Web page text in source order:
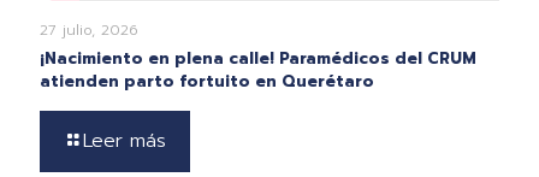
27 julio, 2026
¡Nacimiento en plena calle! Paramédicos del CRUM
atienden parto fortuito en Querétaro
Leer más